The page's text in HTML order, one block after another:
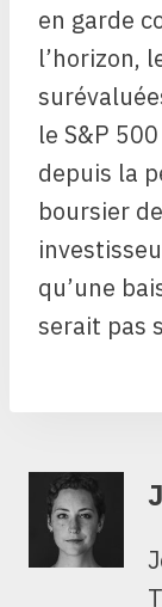
en garde
l’horizon,
le S&P
depuis la
boursier
qu’une
serait pas